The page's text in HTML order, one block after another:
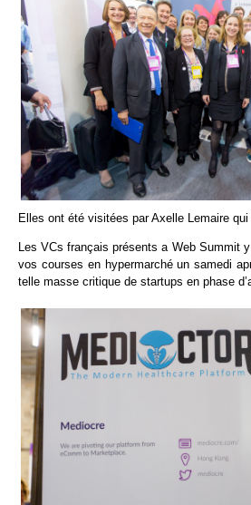
Elles ont été visitées par Axelle Lemaire
Les VCs français présents a Web Summit
vos courses en hypermarché un samedi
telle masse critique de startups en phase